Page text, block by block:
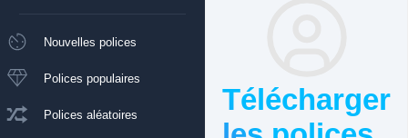
Nouvelles polices
Polices populaires
Polices aléatoires
Télécharger